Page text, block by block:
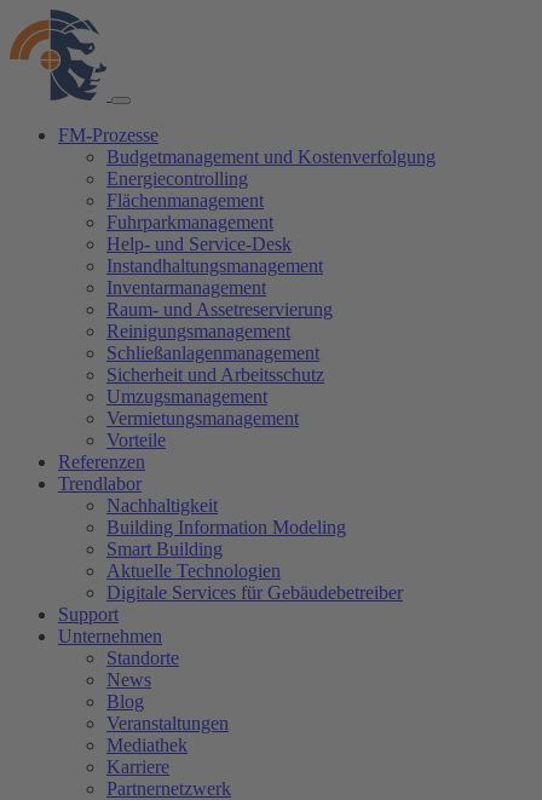
FM-Prozesse
Budgetmanagement und Kostenverfolgung
Energiecontrolling
Flächenmanagement
Fuhrparkmanagement
Help- und Service-Desk
Instandhaltungsmanagement
Inventarmanagement
Raum- und Assetreservierung
Reinigungsmanagement
Schließanlagenmanagement
Sicherheit und Arbeitsschutz
Umzugsmanagement
Vermietungsmanagement
Vorteile
Referenzen
Trendlabor
Nachhaltigkeit
Building Information Modeling
Smart Building
Aktuelle Technologien
Digitale Services für Gebäudebetreiber
Support
Unternehmen
Standorte
News
Blog
Veranstaltungen
Mediathek
Karriere
Partnernetzwerk